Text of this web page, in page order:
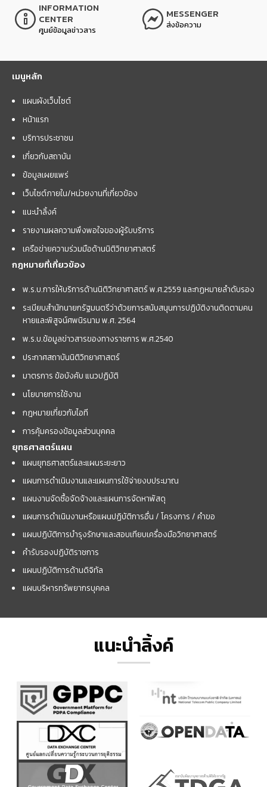
INFORMATION
CENTER
ศูนย์ข้อมูลข่าวสาร
MESSENGER
ส่งข้อความ
เมนูหลัก
แผนผังเว็บไซต์
หน้าแรก
บริการประชาชน
เกี่ยวกับสถาบัน
ข้อมูลเผยแพร่
เว็บไซต์ภายใน/หน่วยงานที่เกี่ยวข้อง
แนะนำลิ้งค์
รายงานผลความพึงพอใจของผู้รับบริการ
เครือข่ายความร่วมมือด้านนิติวิทยาศาสตร์
กฎหมายที่เกี่ยวข้อง
พ.ร.บ.การให้บริการด้านนิติวิทยาศาสตร์ พ.ศ.2559 และกฏหมายลำดับรอง
ระเบียบสำนักนายกรัฐมนตรีว่าด้วยการสนับสนุนการปฏิบัติงานติดตามคน
หายและพิสูจน์ศพนิรนาม พ.ศ. 2564
พ.ร.บ.ข้อมูลข่าวสารของทางราชการ พ.ศ.2540
ประกาศสถาบันนิติวิทยาศาสตร์
มาตรการ ข้อบังคับ แนวปฏิบัติ
นโยบายการใช้งาน
กฎหมายเกี่ยวกับไอที
การคุ้มครองข้อมูลส่วนบุคคล
ยุทธศาสตร์แผน
แผนยุทธศาสตร์และแผนระยะยาว
แผนการดำเนินงานและแผนการใช้จ่ายงบประมาณ
แผนงานจัดซื้อจัดจ้างและแผนการจัดหาพัสดุ
แผนการดำเนินงานหรือแผนปฏิบัติการอื่น / โครงการ / คำขอ
แผนปฏิบัติการบำรุงรักษาและสอบเทียบเครื่องมือวิทยาศาสตร์
คำรับรองปฏิบัติราชการ
แผนปฏิบัติการด้านดิจิทัล
แผนบริหารทรัพยากรบุคคล
แนะนำลิ้งค์